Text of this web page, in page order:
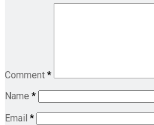
Comment *
Name *
Email *